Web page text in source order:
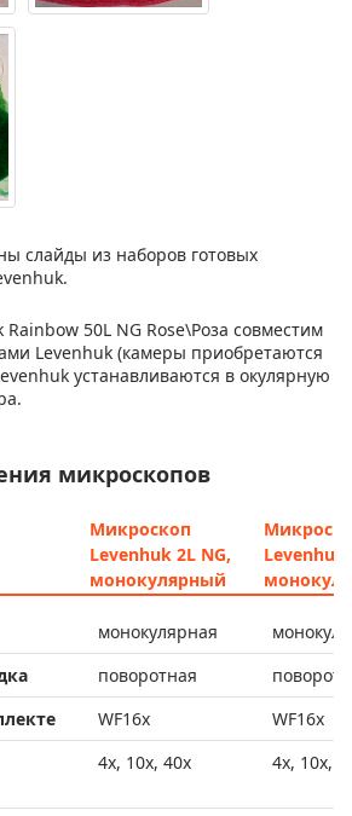
слайды из наборов готовых
50L NG Rose\Роза совместим
Levenhuk (камеры приобретаются
устанавливаются в окулярную
микроскопов
Микроскоп
Levenhuk 2L NG,
монокулярный
Levenhuk
монокулярная
поворотная
WF16х
WF16х
4х, 10х, 40х 4х, 10х,